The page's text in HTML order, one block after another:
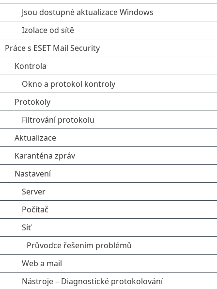
Jsou dostupné aktualizace Windows
Izolace od sítě
Práce s ESET Mail Security
Kontrola
Okno a protokol kontroly
Protokoly
Filtrování protokolu
Aktualizace
Karanténa zpráv
Nastavení
Server
Počítač
Síť
Průvodce řešením problémů
Web a mail
Nástroje – Diagnostické protokolování